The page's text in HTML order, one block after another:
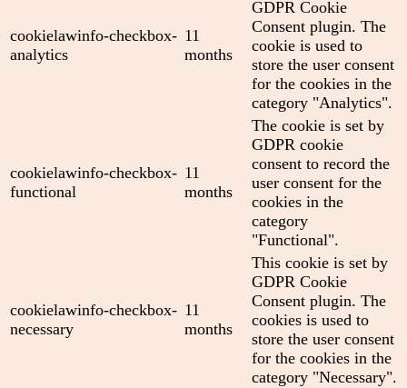
cookielawinfo-checkbox-
analytics
11
months
GDPR Cookie
Consent plugin. The
cookie is used to
store the user consent
for the cookies in the
category "Analytics".
cookielawinfo-checkbox-
functional
11
months
The cookie is set by
GDPR cookie
consent to record the
user consent for the
cookies in the
category
"Functional".
cookielawinfo-checkbox-
necessary
11
months
This cookie is set by
GDPR Cookie
Consent plugin. The
cookies is used to
store the user consent
for the cookies in the
category "Necessary".